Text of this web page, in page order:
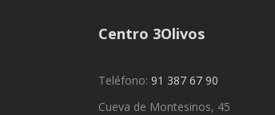
Centro 3Olivos
Teléfono: 91 387 67 90
Cueva de Montesinos, 45